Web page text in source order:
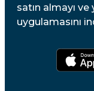
satın almayı
uygulamasını